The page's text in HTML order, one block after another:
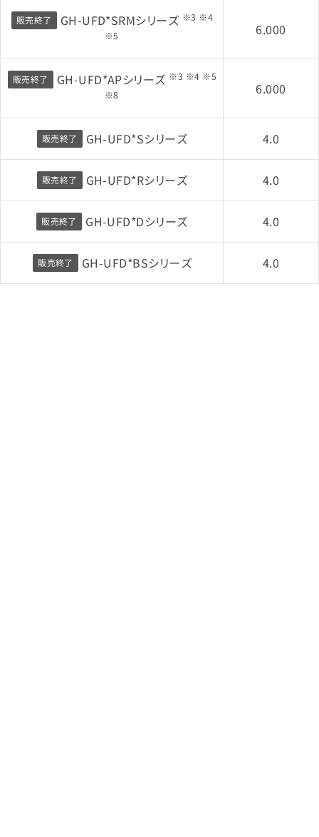
販売終了 GH-UFD*SRMシリーズ ※3 ※4
※5
6.000
販売終了 GH-UFD*APシリーズ ※3 ※4 ※5
※8
6.000
販売終了 GH-UFD*Sシリーズ 4.0
販売終了 GH-UFD*Rシリーズ 4.0
販売終了 GH-UFD*Dシリーズ 4.0
販売終了 GH-UFD*BSシリーズ 4.0